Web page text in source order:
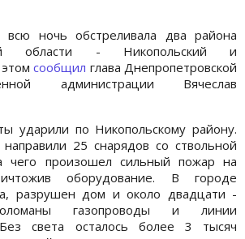
всю ночь обстреливала два района
области - Никопольский и
этомсообщил глава Днепропетровской
администрации Вячеслав
ударили по Никопольскому району.
25 снарядов со ствольной
чего произошел сильный пожар на
оборудование. В городе
разрушен дом и около двадцати -
газопроводы и линии
Без света осталось более 3 тысяч